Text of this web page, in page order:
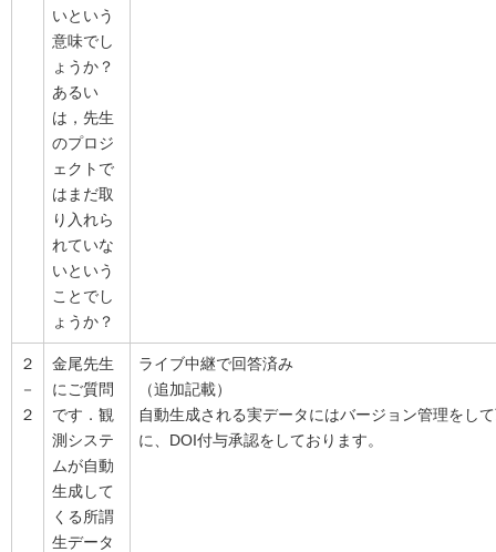
いという
意味でし
ょうか？
あるい
は，先生
のプロジ
ェクトで
はまだ取
り入れら
れていな
いという
ことでし
ょうか？
２
－
２
金尾先生
にご質問
です．観
測システ
ムが自動
生成して
くる所謂
生データ
ライブ中継で回答済み
（追加記載）
自動生成される実データにはバージョン管理をし
に、DOI付与承認をしております。